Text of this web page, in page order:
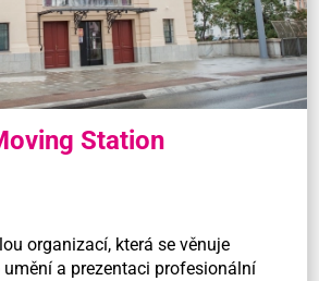
Station
organizací, která se věnuje
a prezentaci profesionální